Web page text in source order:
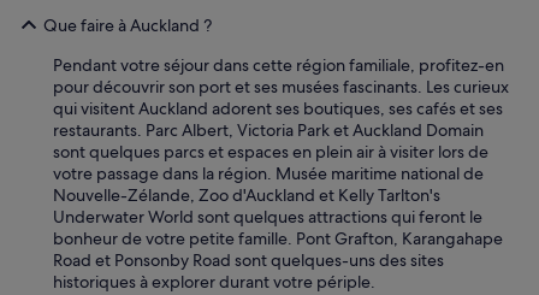
Que faire à Auckland ?
Pendant votre séjour dans cette région familiale, profitez-en
pour découvrir son port et ses musées fascinants. Les curieux
qui visitent Auckland adorent ses boutiques, ses cafés et ses
restaurants. Parc Albert, Victoria Park et Auckland Domain
sont quelques parcs et espaces en plein air à visiter lors de
votre passage dans la région. Musée maritime national de
Nouvelle-Zélande, Zoo d'Auckland et Kelly Tarlton's
Underwater World sont quelques attractions qui feront le
bonheur de votre petite famille. Pont Grafton, Karangahape
Road et Ponsonby Road sont quelques-uns des sites
historiques à explorer durant votre périple.